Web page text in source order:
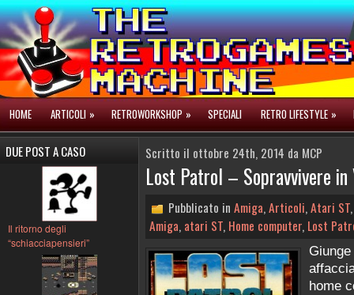
HOME ARTICOLI » RETROWORKSHOP » SPECIALI RETRO LIFESTYLE »
DUE POST A CASO
Il ritorno degli
“schiacciapensieri”
Scritto il ottobre 24th, 2014 da MCP
Lost Patrol – Sopravvivere in
Pubblicato in Amiga,Articoli,Atari ST
Amiga, atari ST, Home computer, Lost
home